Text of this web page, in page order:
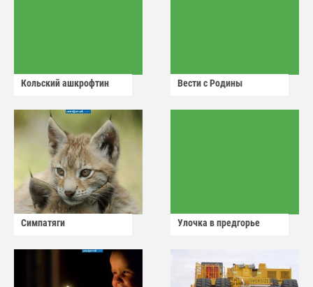
Кольский ашкрофтин Вести с Родины
Симпатяги Улочка в предгорье